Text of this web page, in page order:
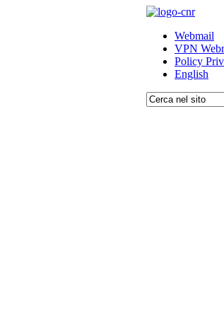
Webmail
VPN
Policy
English